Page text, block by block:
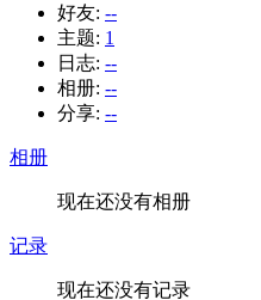
好友: --
主题: 1
日志: --
相册: --
分享: --
相册
现在还没有相册
记录
现在还没有记录